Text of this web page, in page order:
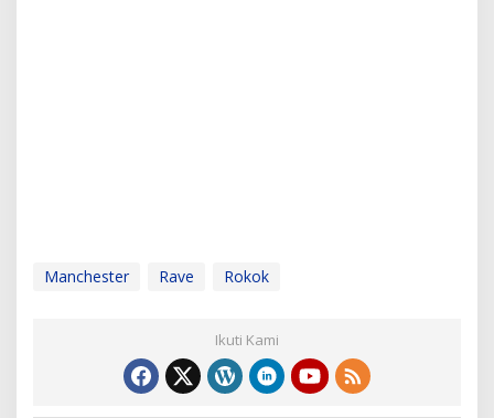
Manchester Rave Rokok
Ikuti Kami